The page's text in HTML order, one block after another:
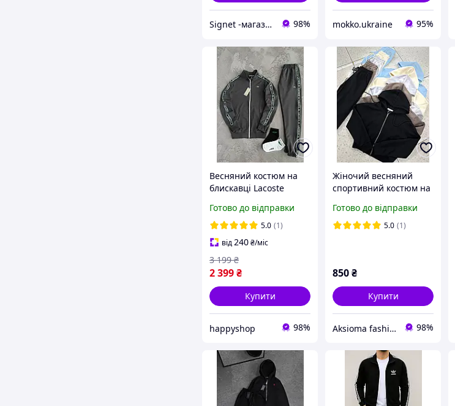
Signet -магазин для всієї родини 98% mokko.ukraine 95%
Весняний костюм на
блискавці Lacoste
комплект кофта без
капюшона штани
Лакоста + 2 пари
шкарпеток
Готово до відправки
5.0 (1)
від240₴/міс
2 399₴
3 199 ₴
Купити
happyshop 98%
Жіночий весняний
спортивний костюм на
Готово до відправки
5.0 (1)
850₴
Купити
Aksioma fashion 98%